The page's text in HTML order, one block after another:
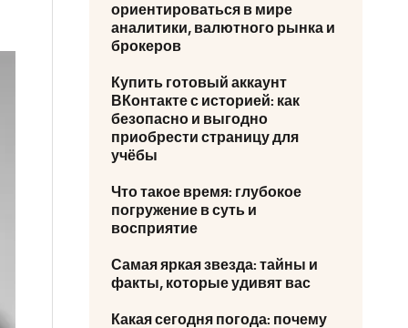
ориентироваться в мире
аналитики, валютного рынка и
брокеров
Купить готовый аккаунт
ВКонтакте с историей: как
безопасно и выгодно
приобрести страницу для
учёбы
Что такое время: глубокое
погружение в суть и
восприятие
Самая яркая звезда: тайны и
факты, которые удивят вас
Какая сегодня погода: почему